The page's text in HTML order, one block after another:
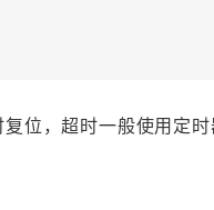
位，超时一般使用定时